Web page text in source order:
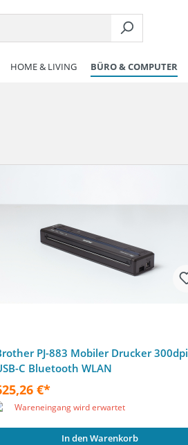
HOME & LIVING BÜRO & COMPUTER
PJ-883 Mobiler Drucker 300dpi
C Bluetooth WLAN
€*
Wareneingang wird erwartet
In den Warenkorb